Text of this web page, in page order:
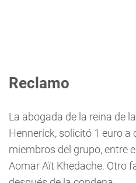
Reclamo
La abogada de la reina de
Hennerick, solicitó 1 euro
miembros del grupo, entre
Aomar Aït Khedache. Otro